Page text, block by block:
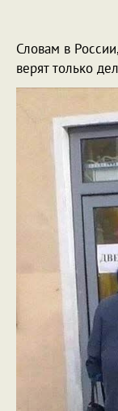
Словам в
верят только